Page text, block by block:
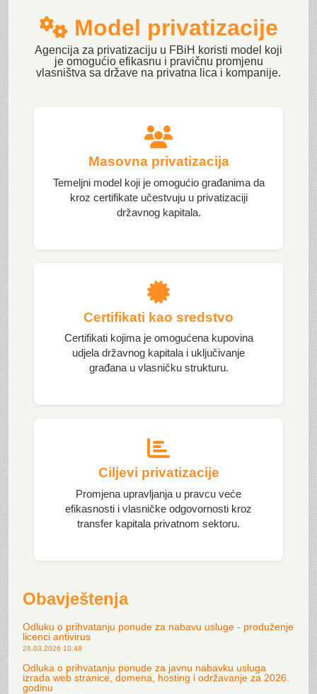
Model privatizacije
Agencija za privatizaciju u FBiH koristi model koji
je omogućio efikasnu i pravičnu promjenu
vlasništva sa države na privatna lica i kompanije.
Masovna privatizacija
Temeljni model koji je omogućio građanima da
kroz certifikate učestvuju u privatizaciji
državnog kapitala.
Certifikati kao sredstvo
Certifikati kojima je omogućena kupovina
udjela državnog kapitala i uključivanje
građana u vlasničku strukturu.
Ciljevi privatizacije
Promjena upravljanja u pravcu veće
efikasnosti i vlasničke odgovornosti kroz
transfer kapitala privatnom sektoru.
Obavještenja
Odluku o prihvatanju ponude za nabavu usluge - produženje
licenci antivirus
26.03.2026 10:48
Odluka o prihvatanju ponude za javnu nabavku usluga
izrada web stranice, domena, hosting i održavanje za 2026.
godinu